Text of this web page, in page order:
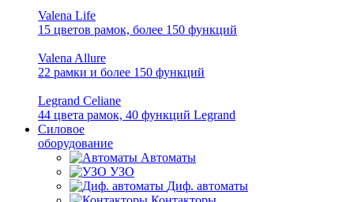
Valena Life
15 цветов рамок, более 150 функций
Valena Allure
22 рамки и более 150 функций
Legrand Celiane
44 цвета рамок, 40 функций Legrand
Силовое
оборудование
Автоматы
УЗО
Диф. автоматы